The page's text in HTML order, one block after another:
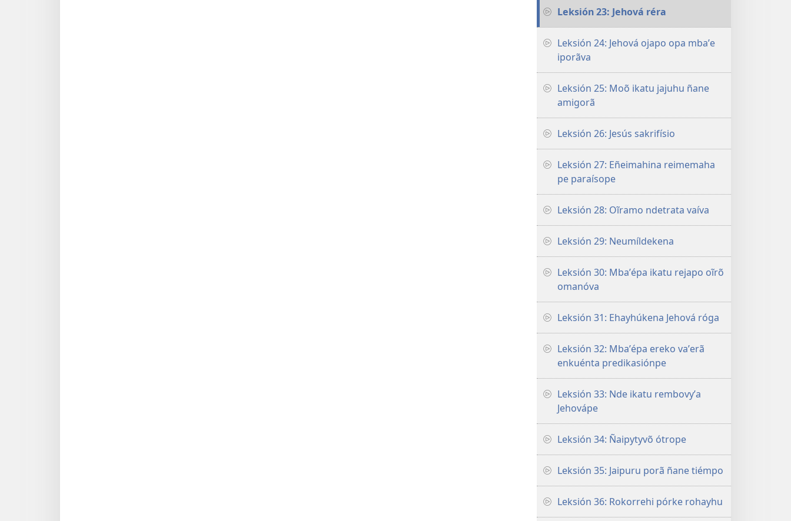
Leksión 23: Jehová réra
Leksión 24: Jehová ojapo opa mbaʼe
iporãva
Leksión 25: Moõ ikatu jajuhu ñane
amigorã
Leksión 26: Jesús sakrifísio
Leksión 27: Eñeimahina reimemaha
pe paraísope
Leksión 28: Oĩramo ndetrata vaíva
Leksión 29: Neumíldekena
Leksión 30: Mbaʼépa ikatu rejapo oĩrõ
omanóva
Leksión 31: Ehayhúkena Jehová róga
Leksión 32: Mbaʼépa ereko vaʼerã
enkuénta predikasiónpe
Leksión 33: Nde ikatu rembovyʼa
Jehovápe
Leksión 34: Ñaipytyvõ ótrope
Leksión 35: Jaipuru porã ñane tiémpo
Leksión 36: Rokorrehi pórke rohayhu